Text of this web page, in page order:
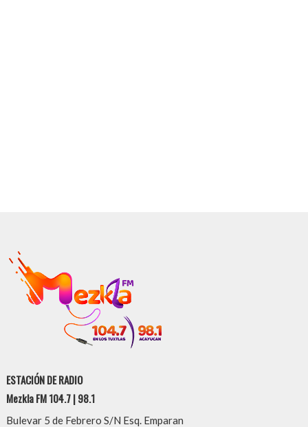
ESTACIÓN DE RADIO
Mezkla FM 104.7 | 98.1
Bulevar 5 de Febrero S/N Esq. Emparan